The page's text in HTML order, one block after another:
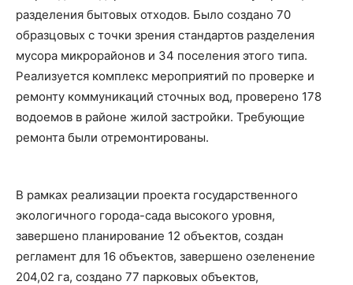
разделения бытовых отходов. Было создано 70
образцовых с точки зрения стандартов разделения
мусора микрорайонов и 34 поселения этого типа.
Реализуется комплекс мероприятий по проверке и
ремонту коммуникаций сточных вод, проверено 178
водоемов в районе жилой застройки. Требующие
ремонта были отремонтированы.
В рамках реализации проекта государственного
экологичного города-сада высокого уровня,
завершено планирование 12 объектов, создан
регламент для 16 объектов, завершено озеленение
204,02 га, создано 77 парковых объектов,